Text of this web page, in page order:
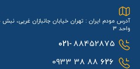
آدرس مودم ایران : تهران خیابان جانبازان غربی،
واحد 3
021-88452875
626
88 38 0933